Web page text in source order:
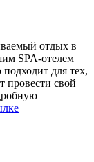
отдых в
SPA-отелем
для тех,
провести свой